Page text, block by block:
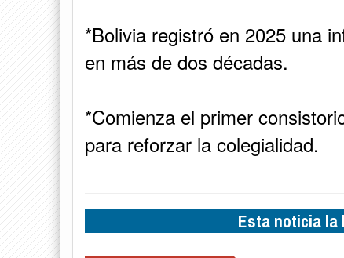
*Bolivia registró en 2025 una
en más de dos décadas.
*Comienza el primer
para reforzar la colegialidad.
Esta noticia la